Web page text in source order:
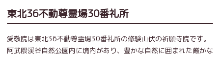
東北36不動尊霊場30番礼所
愛敬院は東北36不動尊霊場30番礼所の修験山伏の祈願寺院です。
阿武隈渓谷自然公園内に境内があり、豊かな自然に囲まれた厳かな